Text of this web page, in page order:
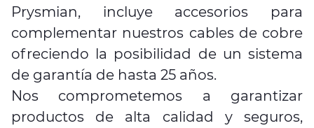
Prysmian, incluye accesorios para
complementar nuestros cables de cobre
ofreciendo la posibilidad de un sistema
de garantía de hasta 25 años.
Nos comprometemos a garantizar
productos de alta calidad y seguros,